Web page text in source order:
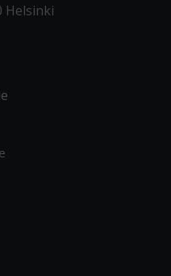
Helsinki